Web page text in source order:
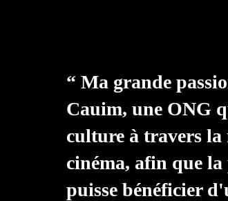
“ Ma grande
Cauim, une ONG
culture à travers la
cinéma, afin que
puisse bénéficier